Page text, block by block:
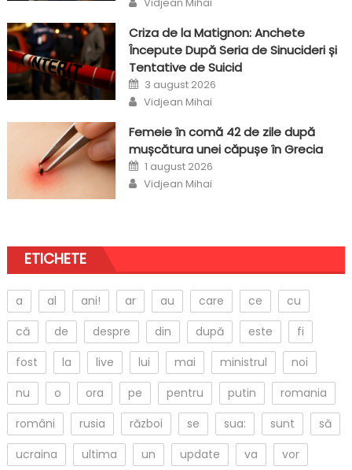
Criza de la Matignon: Anchete
Începute După Seria de Sinucideri și
Tentative de Suicid
Posted
on
3 august 2026
Author
Vidjean Mihai
Femeie în comă 42 de zile după
mușcătura unei căpușe în Grecia
Posted
on
1 august 2026
Author
Vidjean Mihai
ETICHETE
a al ani! ar au care ce
cu
că
de despre din după este
fi
fost
la live lui mai ministrul
noi
nu
o ora pe pentru putin
romania
români
rusia război se sua: sunt
să
ucraina
ultima un update va
vor